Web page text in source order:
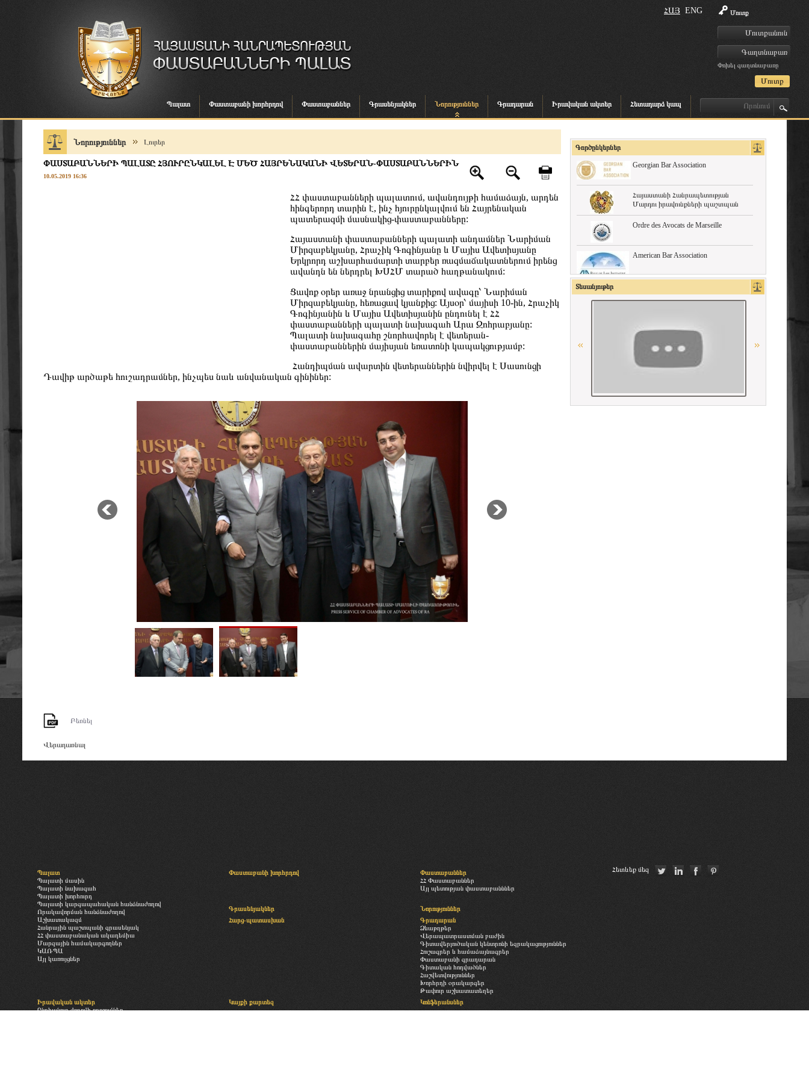
Մուտք
Փոխել գաղտնաբառը
ՀԱՅ ENG
Պալատ Փաստաբանի խորհրդով Փաստաբաններ Գրասենյակներ Նորություններ Գրադարան Իրավական ակտեր Հետադարձ կապ
Նորություններ Լուրեր
ՓԱՍՏԱԲԱՆՆԵՐԻ ՊԱԼԱՏԸ ՀՅՈՒՐԸՆԿԱԼԵԼ Է ՄԵԾ ՀԱՅՐԵՆԱԿԱՆԻ ՎԵՏԵՐԱՆ-ՓԱՍՏԱԲԱՆՆԵՐԻՆ
10.05.2019 16:36
ՀՀ փաստաբանների պալատում, ավանդույթի համաձայն, արդեն
հինգերորդ տարին է, ինչ հյուրընկալվում են Հայրենական
պատերազմի մասնակից-փաստաբանները:
Հայաստանի փաստաբանների պալատի անդամներ Նարիման
Միրզաբեկյանը, Հրաչիկ Գոգինյանը և Մայիս Ավետիսյանը
Երկրորդ աշխարհամարտի տարբեր ռազմաճակատներում իրենց
ավանդն են ներդրել ԽՍՀՄ տարած հաղթանակում:
Ցավոք օրեր առաջ նրանցից տարիքով ավագը՝ Նարիման
Միրզաբեկյանը, հեռացավ կյանքից: Այսօր՝ մայիսի 10-ին, Հրաչիկ
Գոգինյանին և Մայիս Ավետիսյանին ընդունել է ՀՀ
փաստաբանների պալատի նախագահ Արա Զոհրաբյանը:
Պալատի նախագահը շնորհավորել է վետերան-
փաստաբաններին մայիսյան եռատոնի կապակցությամբ:
Հանդիպման ավարտին վետերաններին նվիրվել է Սասունցի
Դավիթ արծաթե հուշադրամներ, ինչպես նաև անվանական գինիներ:
Բեռնել
Վերադառնալ
Գործընկերներ
Georgian Bar Association
Հայաստանի Հանրապետության
Մարդու իրավունքների պաշտպան
Ordre des Avocats de Marseille
American Bar Association
Conférence Internationale des Barreaux
Միջազգային իրավական
Տեսանյութեր
Պալատ
Պալատի մասին
Պալատի նախագահ
Պալատի խորհուրդ
Պալատի կարգապահական հանձնաժողով
Որակավորման հանձնաժողով
Աշխատակազմ
Հանրային պաշտպանի գրասենյակ
ՀՀ փաստաբանական ակադեմիա
Մարզային համակարգողներ
ԿԱՌՊԱ
Այլ կառույցներ
Փաստաբանի խորհրդով
Փաստաբաններ
ՀՀ Փաստաբաններ
Այլ պետության փաստաբանններ
Գրասենյակներ
Նորություններ
Հարց-պատասխան
Գրադարան
Ձևաթղթեր
Վերապատրաստման բաժին
Գիտավերլուծական կենտրոնի եզրակացություններ
Հուշագրեր և համաձայնագրեր
Փաստաբանի գրադարան
Գիտական հոդվածներ
Հաշվետվություններ
Խորհրդի օրակարգեր
Թափուր աշխատատեղեր
Իրավական ակտեր
Ընդհանուր ժողովի որոշումներ
Կայքի քարտեզ
Կոնֆերանսներ
Հետևեք մեզ